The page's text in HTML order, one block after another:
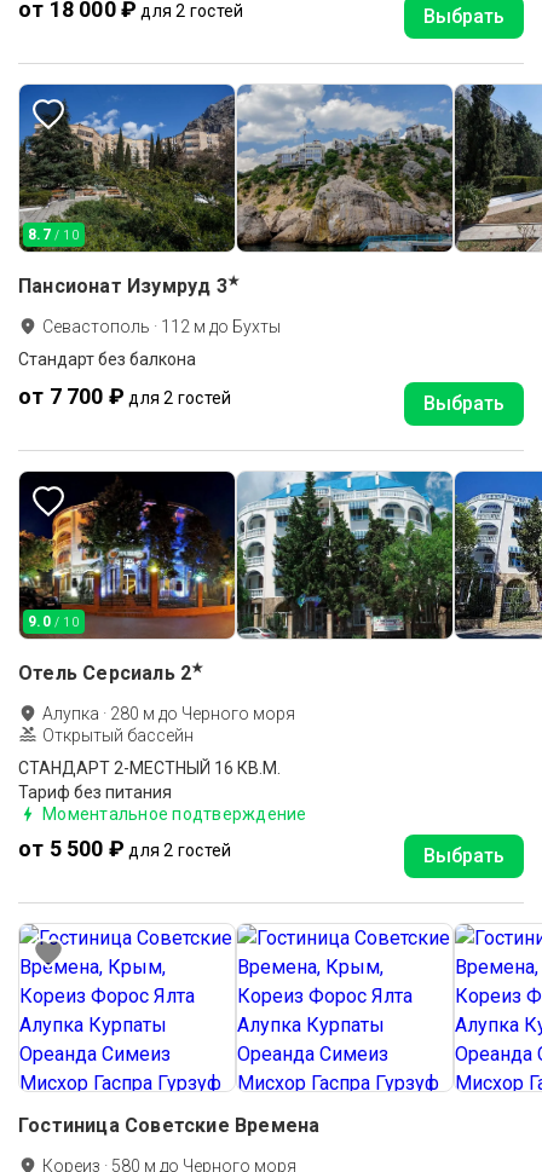
от 18 000 ₽ для 2 гостей Выбрать
8.7 / 10
Пансионат Изумруд 3★
Севастополь · 112 м до Бухты
Стандарт без балкона
от 7 700 ₽ для 2 гостей Выбрать
9.0 / 10
Отель Серсиаль 2★
Алупка · 280 м до Черного моря
Открытый бассейн
СТАНДАРТ 2-МЕСТНЫЙ 16 КВ.М.
Тариф без питания
Моментальное подтверждение
от 5 500 ₽ для 2 гостей Выбрать
Гостиница Советские Времена
Кореиз · 580 м до Черного моря